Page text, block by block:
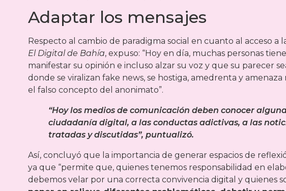
Adaptar los mensajes
Respecto al cambio de paradigma social en cuanto al acceso
El Digital de Bahía, expuso: “Hoy en día, muchas personas
manifestar su opinión e incluso alzar su voz y que su parecer
donde se viralizan fake news, se hostiga, amedrenta y
el falso concepto del anonimato”.
“Hoy los medios de comunicación deben conocer
ciudadanía digital, a las conductas adictivas, a las
tratadas y discutidas”, puntualizó.
Así, concluyó que la importancia de generar espacios de
ya que “permite que, quienes tenemos responsabilidad en
debemos velar por una correcta convivencia digital y quienes